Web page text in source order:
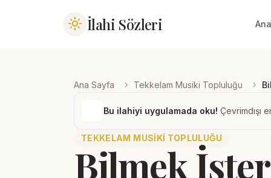
light_mode İlahi Sözleri
Ana Sayfa chevron_right Tekkelam Musiki Topluluğu chevron_right
Bu ilahiyi uygulamada oku! Çevrimdışı
TEKKELAM MUSIKI TOPLULUĞU
Bilmek